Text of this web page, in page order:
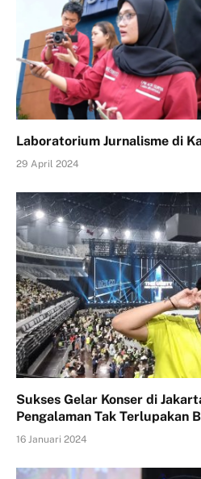
Laboratorium Jurnalisme di
29 April 2024
Sukses Gelar Konser di
Pengalaman Tak Terlupakan
16 Januari 2024